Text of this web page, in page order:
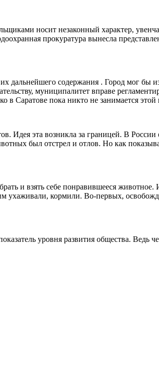
носит незаконный характер,
прокуратура вынесла
дальнейшего содержания . Город мог бы
муниципалитет вправе
в Саратове пока никто не занимается этой
эта возникла за границей. В
был отстрел и отлов. Но как
и взять себе понравившееся
ухаживали, кормили. Во-первых,
уровня развития общества. Ведь